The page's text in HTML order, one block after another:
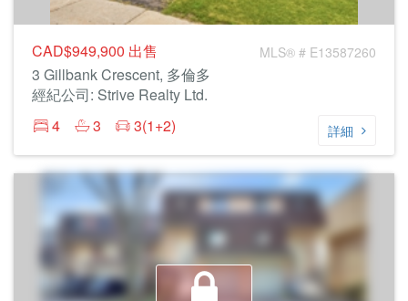
CAD$949,900 出售 MLS® # E13587260
3 Gillbank Crescent, 多倫多
經紀公司: Strive Realty Ltd.
4
3 3(1+2) 詳細